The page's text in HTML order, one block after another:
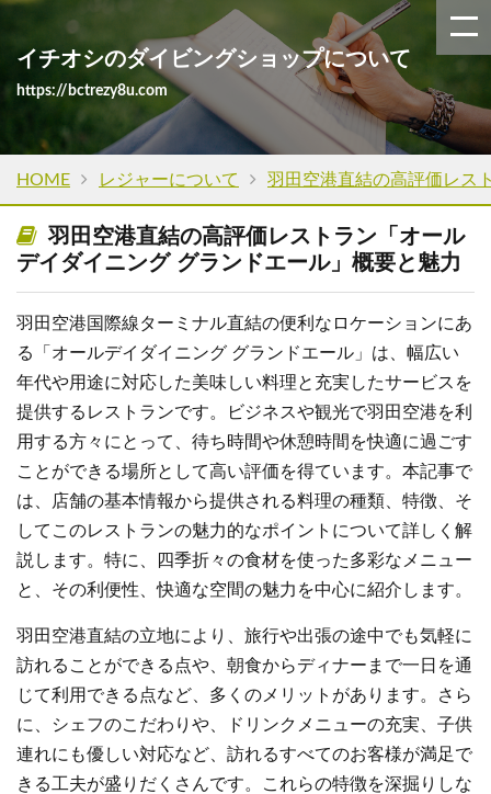
イチオシのダイビングショップについて
https://bctrezy8u.com
HOME レジャーについて 羽田空港直結の高評価レス
羽田空港直結の高評価レストラン「オール
デイダイニング グランドエール」概要と魅力
羽田空港国際線ターミナル直結の便利なロケーションにあ
る「オールデイダイニング グランドエール」は、幅広い
年代や用途に対応した美味しい料理と充実したサービスを
提供するレストランです。ビジネスや観光で羽田空港を利
用する方々にとって、待ち時間や休憩時間を快適に過ごす
ことができる場所として高い評価を得ています。本記事で
は、店舗の基本情報から提供される料理の種類、特徴、そ
してこのレストランの魅力的なポイントについて詳しく解
説します。特に、四季折々の食材を使った多彩なメニュー
と、その利便性、快適な空間の魅力を中心に紹介します。
羽田空港直結の立地により、旅行や出張の途中でも気軽に
訪れることができる点や、朝食からディナーまで一日を通
じて利用できる点など、多くのメリットがあります。さら
に、シェフのこだわりや、ドリンクメニューの充実、子供
連れにも優しい対応など、訪れるすべてのお客様が満足で
きる工夫が盛りだくさんです。これらの特徴を深掘りしな